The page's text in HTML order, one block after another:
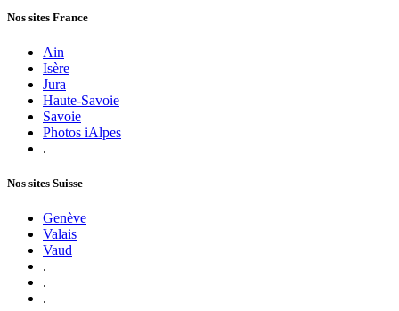
Nos sites France
Ain
Isère
Jura
Haute-Savoie
Savoie
Photos iAlpes
.
Nos sites Suisse
Genève
Valais
Vaud
.
.
.